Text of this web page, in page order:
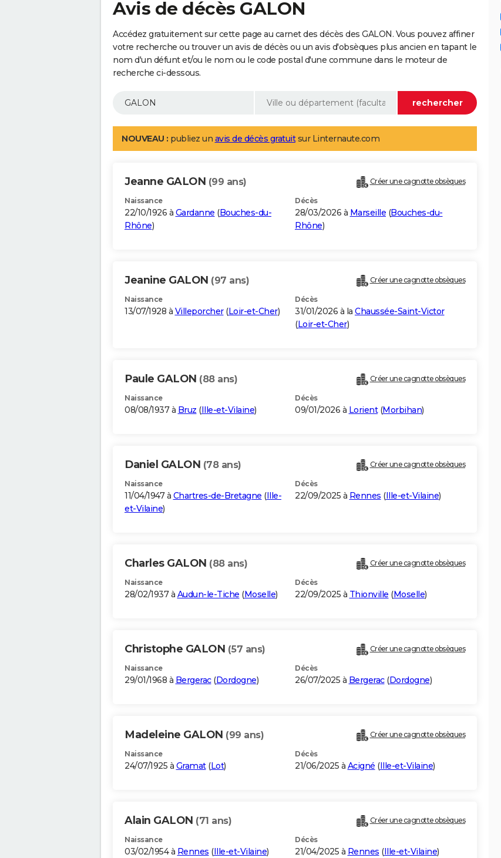
Avis de décès GALON
Accédez gratuitement sur cette page au carnet des décès des GALON. Vous pouvez affiner
votre recherche ou trouver un avis de décès ou un avis d'obsèques plus ancien en tapant le
nom d'un défunt et/ou le nom ou le code postal d'une commune dans le moteur de
recherche ci-dessous.
NOUVEAU : publiez un avis de décès gratuitsur Linternaute.com
Jeanne GALON (99 ans) Créer une cagnotte obsèques
Naissance
22/10/1926 à Gardanne (Bouches-du-
Rhône)
Décès
28/03/2026 à Marseille (Bouches-du-
Rhône)
Jeanine GALON (97 ans) Créer une cagnotte obsèques
Naissance
13/07/1928 à Villeporcher(Loir-et-Cher)
Décès
31/01/2026 à la Chaussée-Saint-Victor
(Loir-et-Cher)
Paule GALON (88 ans) Créer une cagnotte obsèques
Naissance
08/08/1937 à Bruz (Ille-et-Vilaine)
Décès
09/01/2026 à Lorient(Morbihan)
Daniel GALON (78 ans) Créer une cagnotte obsèques
Naissance
11/04/1947 à Chartres-de-Bretagne (Ille-
et-Vilaine)
Décès
22/09/2025 à Rennes (Ille-et-Vilaine)
Charles GALON (88 ans) Créer une cagnotte obsèques
Naissance
28/02/1937 à Audun-le-Tiche (Moselle)
Décès
22/09/2025 à Thionville (Moselle)
Christophe GALON (57 ans) Créer une cagnotte obsèques
Naissance
29/01/1968 à Bergerac(Dordogne)
Décès
26/07/2025 à Bergerac(Dordogne)
Madeleine GALON (99 ans) Créer une cagnotte obsèques
Naissance
24/07/1925 à Gramat(Lot)
Décès
21/06/2025 à Acigné (Ille-et-Vilaine)
Alain GALON (71 ans) Créer une cagnotte obsèques
Naissance
03/02/1954 à Rennes (Ille-et-Vilaine)
Décès
21/04/2025 à Rennes (Ille-et-Vilaine)